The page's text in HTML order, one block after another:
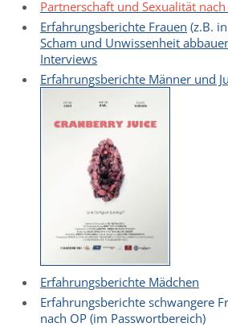
Partnerschaft und Sexualität
Erfahrungsberichte Frauen (z.B. in
Scham und Unwissenheit
Interviews
Erfahrungsberichte Männer und
Erfahrungsberichte Mädchen
Erfahrungsberichte schwangere
nach OP (im Passwortbereich)